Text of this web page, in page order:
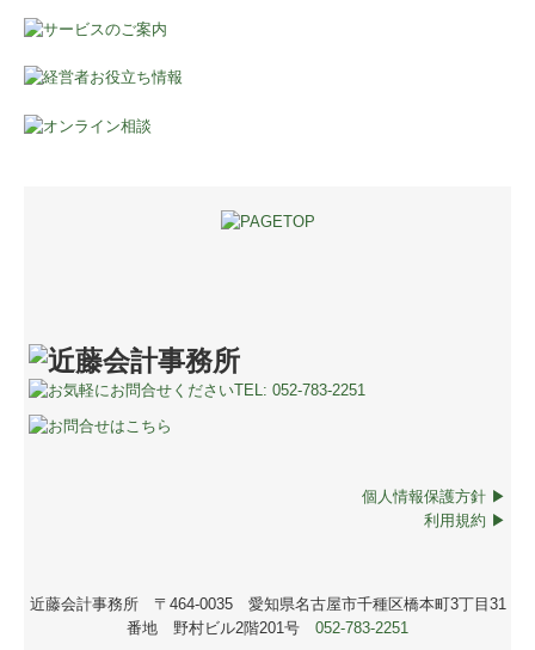
個人情報保護方針 ▶
利用規約 ▶
近藤会計事務所 〒464-0035 愛知県名古屋市千種区橋本町3丁目31
番地 野村ビル2階201号 052-783-2251